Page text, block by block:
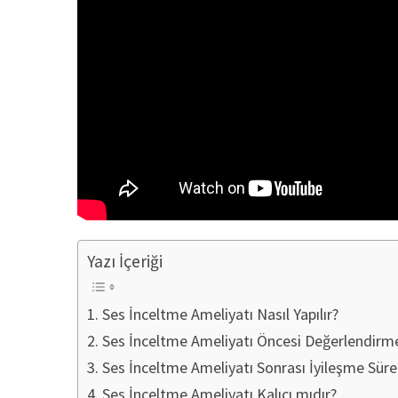
Yazı İçeriği
Ses İnceltme Ameliyatı Nasıl Yapılır?
Ses İnceltme Ameliyatı Öncesi
Ses İnceltme Ameliyatı Sonrası İyileşme